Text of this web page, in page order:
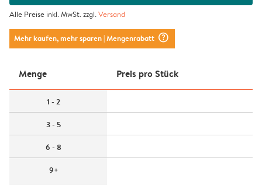
Alle Preise inkl. MwSt. zzgl.Versand
Mehr kaufen, mehr sparen| Mengenrabatt question_mark_circle
Menge Preis pro Stück
1 - 2
3 - 5
6 - 8
9+